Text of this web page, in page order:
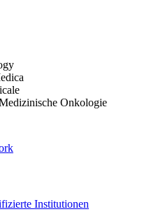
Institutionen
Onkologie